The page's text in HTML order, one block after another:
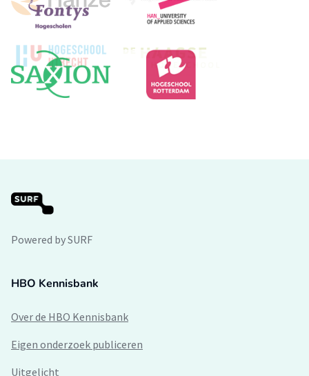
Powered by SURF
HBO Kennisbank
Over de HBO Kennisbank
Eigen onderzoek publiceren
Uitgelicht